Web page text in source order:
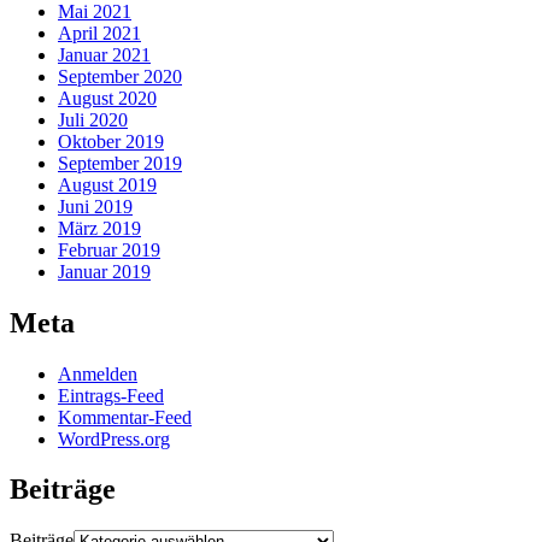
Mai 2021
April 2021
Januar 2021
September 2020
August 2020
Juli 2020
Oktober 2019
September 2019
August 2019
Juni 2019
März 2019
Februar 2019
Januar 2019
Meta
Anmelden
Eintrags-Feed
Kommentar-Feed
WordPress.org
Beiträge